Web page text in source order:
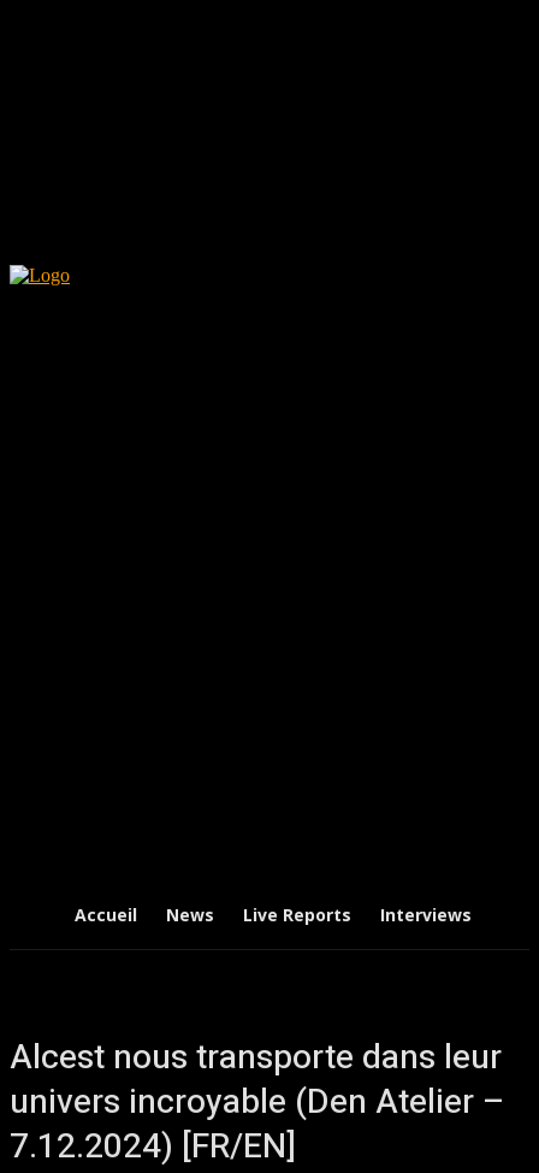
Accueil News Live Reports Interviews
Alcest nous transporte dans leur
univers incroyable (Den Atelier –
7.12.2024) [FR/EN]